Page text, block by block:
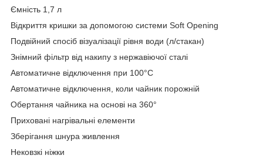
Ємність 1,7 л
Відкриття кришки за допомогою системи Soft Opening
Подвійний спосіб візуалізації рівня води (л/стакан)
Знімний фільтр від накипу з нержавіючої сталі
Автоматичне відключення при 100°C
Автоматичне відключення, коли чайник порожній
Обертання чайника на основі на 360°
Приховані нагрівальні елементи
Зберігання шнура живлення
Нековзкі ніжки